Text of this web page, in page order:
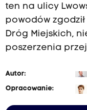
ten na ulicy
powodów
Dróg Miejskich,
poszerzenia
Autor:
Opracowanie: